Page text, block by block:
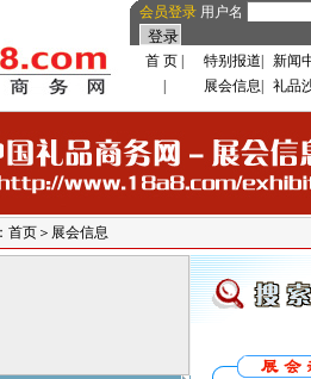
会员登录 用户名
首 页 特别报道
新闻
展会信息 礼品
页＞展会信息